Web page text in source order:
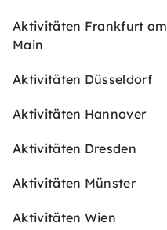
Aktivitäten Frankfurt am
Main
Aktivitäten Düsseldorf
Aktivitäten Hannover
Aktivitäten Dresden
Aktivitäten Münster
Aktivitäten Wien